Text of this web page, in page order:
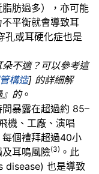
肪過多），亦可能
平衡就會導致耳
孔或耳硬化症也是
不適？可以參考這
構造] 的詳細解
』的。
間暴露在超過約 85–
機、工廠、演唱
個禮拜超過40小
耳鳴風險(3) 。此
disease) 也是導致